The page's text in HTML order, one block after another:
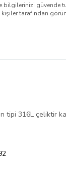
bilgilerinizi güvende
tarafından
tipi 316L çeliktir